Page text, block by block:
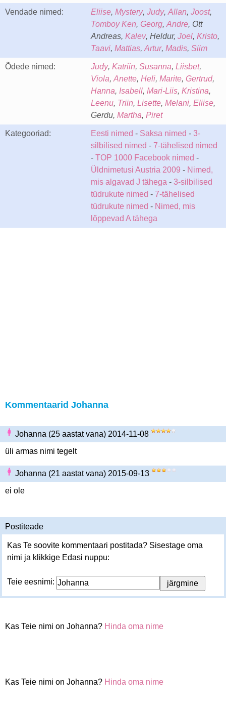
Vendade nimed: Eliise, Mystery, Judy, Allan, Joost,
Tomboy Ken, Georg, Andre, Ott
Andreas, Kalev, Heldur, Joel, Kristo,
Taavi, Mattias, Artur, Madis, Siim
Õdede nimed: Judy, Katriin, Susanna, Liisbet,
Viola, Anette, Heli, Marite, Gertrud,
Hanna, Isabell, Mari-Liis, Kristina,
Leenu, Triin, Lisette, Melani, Eliise,
Gerdu, Martha, Piret
Kategooriad: Eesti nimed - Saksa nimed - 3-
silbilised nimed - 7-tähelised nimed
- TOP 1000 Facebook nimed -
Üldnimetusi Austria 2009 - Nimed,
mis algavad J tähega - 3-silbilised
tüdrukute nimed - 7-tähelised
tüdrukute nimed - Nimed, mis
lõppevad A tähega
Kommentaarid Johanna
Johanna (25 aastat vana) 2014-11-08
üli armas nimi tegelt
Johanna (21 aastat vana) 2015-09-13
ei ole
Postiteade
Kas Te soovite kommentaari postitada? Sisestage oma
nimi ja klikkige Edasi nuppu:
Teie eesnimi:
Kas Teie nimi on Johanna? Hinda oma nime
Kas Teie nimi on Johanna? Hinda oma nime